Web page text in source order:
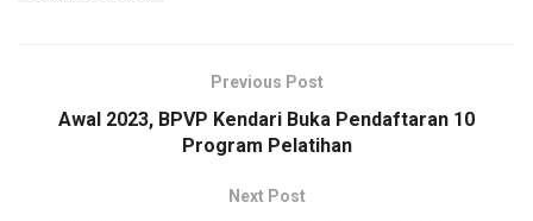
Previous Post
Awal 2023, BPVP Kendari Buka Pendaftaran 10
Program Pelatihan
Next Post